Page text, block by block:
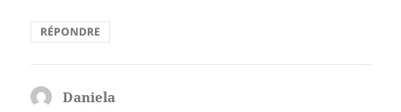
RÉPONDRE
Daniela